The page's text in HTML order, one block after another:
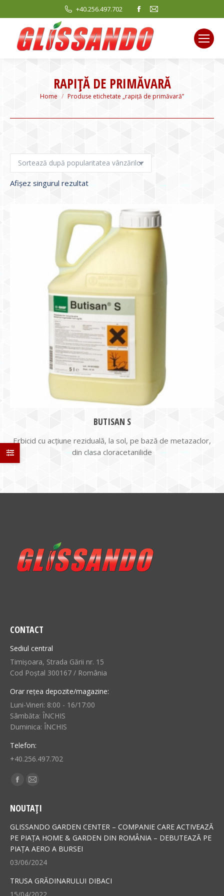
+40.256.497.702
Facebook
opens
in
new
window
Mail
new
window
RAPIŢĂ DE PRIMĂVARĂ
You are here:
Home Produse etichetate „rapiţă de primăvară”
Afișez singurul rezultat
BUTISAN S
Erbicid cu acțiune reziduală, la sol, pe bază de metazaclor,
din clasa cloracetanilide
CONTACT
Sediul central
Timișoara, Strada Gării nr. 15
Cod Poștal 300167 / România
Orar rețea depozite/magazine:
Luni-Vineri: 8:00 - 16/17:00
Sâmbăta: ÎNCHIS
Duminica: ÎNCHIS
Telefon:
+40.256.497.702
Find us on:
Facebook
opens
in
new
window
Mail
opens
in
new
window
NOUTAȚI
GLISSANDO GARDEN CENTER – COMPANIE CARE ACTIVEAZĂ
PE PIAȚA HOME & GARDEN DIN ROMÂNIA – DEBUTEAZĂ PE
PIAȚA AERO A BURSEI
03/06/2024
TRUSA GRĂDINARULUI DIBACI